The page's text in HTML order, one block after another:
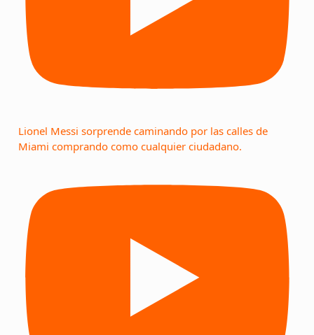
Lionel Messi sorprende caminando por las calles de
Miami comprando como cualquier ciudadano.